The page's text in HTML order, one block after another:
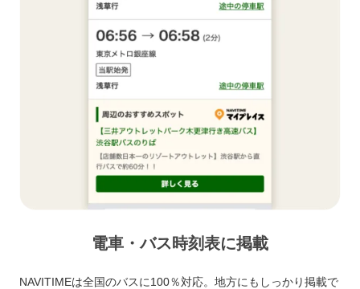
電車・バス時刻表に掲載
NAVITIMEは全国のバスに100％対応。地方にもしっかり掲載で